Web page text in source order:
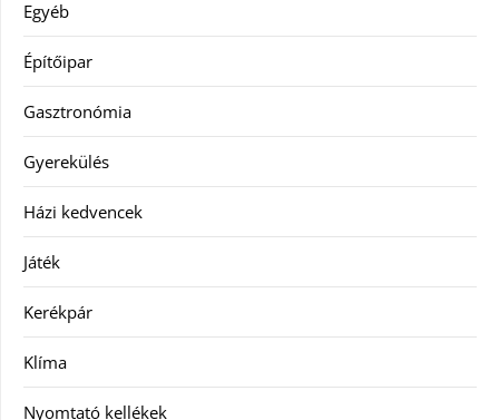
Egyéb
Építőipar
Gasztronómia
Gyerekülés
Házi kedvencek
Játék
Kerékpár
Klíma
Nyomtató kellékek